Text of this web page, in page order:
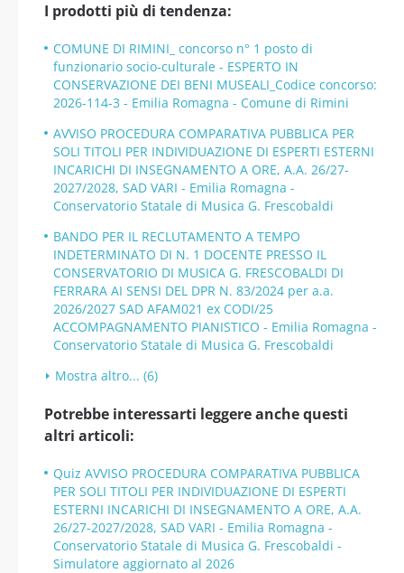
I prodotti più di tendenza:
COMUNE DI RIMINI_ concorso n° 1 posto di
funzionario socio-culturale - ESPERTO IN
CONSERVAZIONE DEI BENI MUSEALI_Codice concorso:
2026-114-3 - Emilia Romagna - Comune di Rimini
AVVISO PROCEDURA COMPARATIVA PUBBLICA PER
SOLI TITOLI PER INDIVIDUAZIONE DI ESPERTI ESTERNI
INCARICHI DI INSEGNAMENTO A ORE, A.A. 26/27-
2027/2028, SAD VARI - Emilia Romagna -
Conservatorio Statale di Musica G. Frescobaldi
BANDO PER IL RECLUTAMENTO A TEMPO
INDETERMINATO DI N. 1 DOCENTE PRESSO IL
CONSERVATORIO DI MUSICA G. FRESCOBALDI DI
FERRARA AI SENSI DEL DPR N. 83/2024 per a.a.
2026/2027 SAD AFAM021 ex CODI/25
ACCOMPAGNAMENTO PIANISTICO - Emilia Romagna -
Conservatorio Statale di Musica G. Frescobaldi
Mostra altro... (6)
Potrebbe interessarti leggere anche questi
altri articoli:
Quiz AVVISO PROCEDURA COMPARATIVA PUBBLICA
PER SOLI TITOLI PER INDIVIDUAZIONE DI ESPERTI
ESTERNI INCARICHI DI INSEGNAMENTO A ORE, A.A.
26/27-2027/2028, SAD VARI - Emilia Romagna -
Conservatorio Statale di Musica G. Frescobaldi -
Simulatore aggiornato al 2026